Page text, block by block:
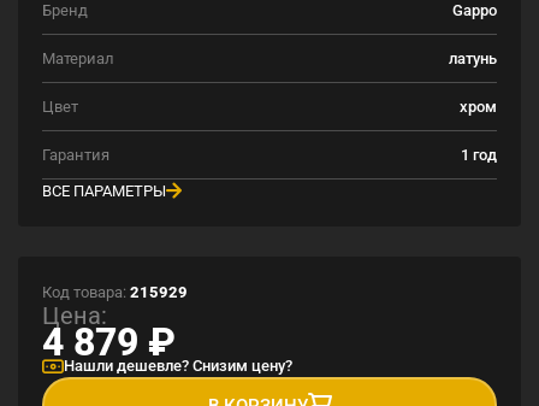
Бренд Gappo
Материал латунь
Цвет хром
Гарантия
1 год
ВСЕ ПАРАМЕТРЫ
Код товара: 215929
Цена:
4 879 ₽
Нашли дешевле? Снизим цену?